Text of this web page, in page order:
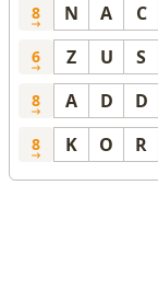
8 N A C
6 Z U S
8 A D D
8 K O R